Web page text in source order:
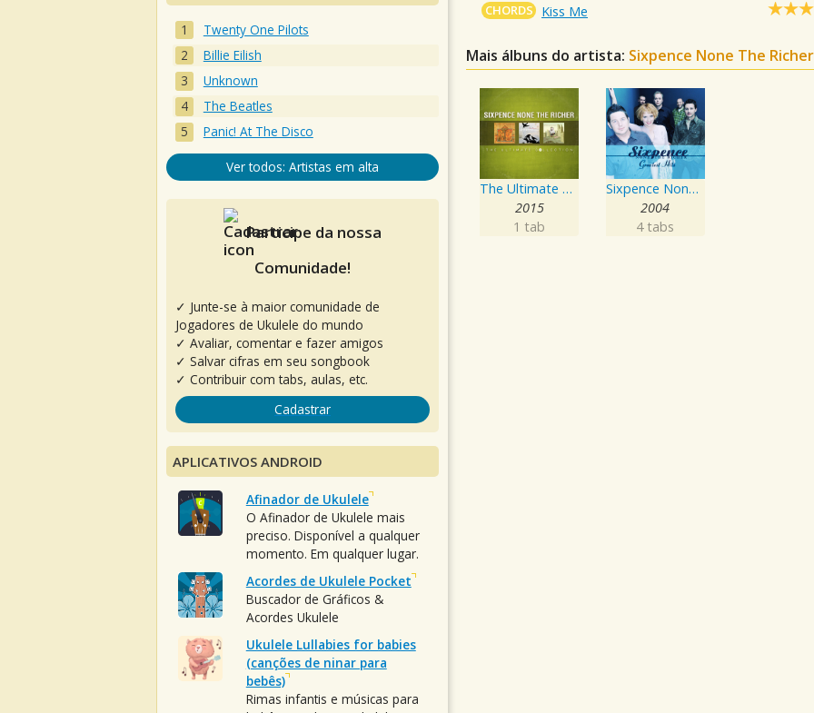
CHORDS Kiss Me
Mais álbuns do artista: Sixpence None The Richer
The Ultimate Collection
2015
1 tab
Sixpence None the Richer: Greatest Hits
2004
4 tabs
Twenty One Pilots
Billie Eilish
Unknown
The Beatles
Panic! At The Disco
Ver todos: Artistas em alta
Participe da nossa
Comunidade!
✓ Junte-se à maior comunidade de
Jogadores de Ukulele do mundo
✓ Avaliar, comentar e fazer amigos
✓ Salvar cifras em seu songbook
✓ Contribuir com tabs, aulas, etc.
Cadastrar
APLICATIVOS ANDROID
Afinador de Ukulele
O Afinador de Ukulele mais
preciso. Disponível a qualquer
momento. Em qualquer lugar.
Acordes de Ukulele Pocket
Buscador de Gráficos &
Acordes Ukulele
Ukulele Lullabies for babies
(canções de ninar para
bebês)
Rimas infantis e músicas para